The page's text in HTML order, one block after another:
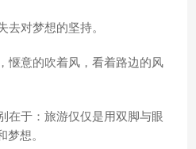
去对梦想的坚持。
惬意的吹着风，看着路边的风
在于：旅游仅仅是用双脚与眼
梦想。